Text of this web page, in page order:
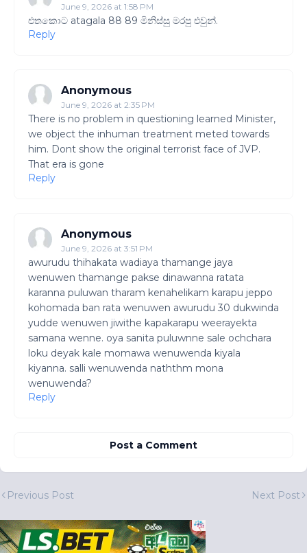
June 9, 2026 at 1:58 PM
එතකොට atagala 88 89 මිනිස්සු මරපු එවුන්.
Reply
Anonymous
June 9, 2026 at 2:35 PM
There is no problem in questioning learned Minister,
we object the inhuman treatment meted towards
him. Dont show the original terrorist face of JVP.
That era is gone
Reply
Anonymous
June 9, 2026 at 3:51 PM
awurudu thihakata wadiaya thamange jaya
wenuwen thamange pakse dinawanna ratata
karanna puluwan tharam kenahelikam karapu jeppo
kohomada ban rata wenuwen awurudu 30 dukwinda
yudde wenuwen jiwithe kapakarapu weerayekta
samana wenne. oya sanita puluwnne sale ochchara
loku deyak kale momawa wenuwenda kiyala
kiyanna. salli wenuwenda naththm mona
wenuwenda?
Reply
Post a Comment
Previous Post Next Post